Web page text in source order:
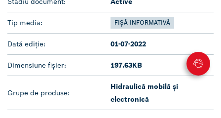
Tip media: FIȘĂ INFORMATIVĂ
Dată ediție: 01-07-2022
Dimensiune fișier: 197.63KB
Grupe de produse:
Hidraulică mobilă și
electronică